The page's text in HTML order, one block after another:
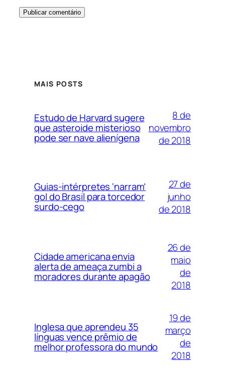
MAIS POSTS
Estudo de Harvard sugere
que asteroide misterioso
pode ser nave alienígena
8 de
novembro
de 2018
Guias-intérpretes ‘narram’
gol do Brasil para torcedor
surdo-cego
27 de
junho
de 2018
Cidade americana envia
alerta de ameaça zumbi a
moradores durante apagão
26 de
maio
de
2018
Inglesa que aprendeu 35
línguas vence prêmio de
melhor professora do mundo
19 de
março
de
2018